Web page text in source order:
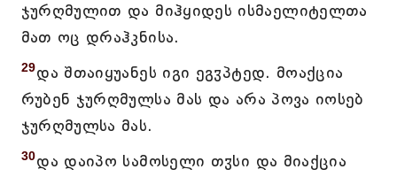
ჯურღმულით და მიჰყიდეს ისმაელიტელთა
მათ ოც დრაჰკნისა.
29და შთაიყუანეს იგი ეგჳპტედ. მოაქცია
რუბენ ჯურღმულსა მას და არა პოვა იოსებ
ჯურღმულსა მას.
30და დაიპო სამოსელი თჳსი და მიაქცია